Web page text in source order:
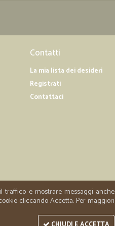
Contatti
La mia lista dei desideri
Registrati
Contattaci
traffico e mostrare messaggi anche
cliccando Accetta. Per maggiori